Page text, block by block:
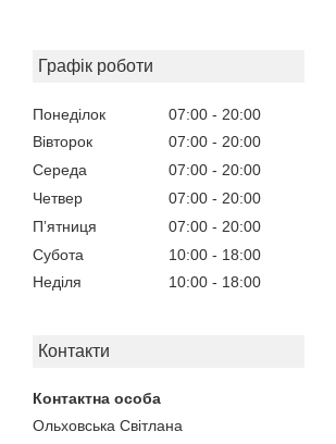
Графік роботи
Понеділок 07:00
20:00
Вівторок
07:00
20:00
Середа
07:00
20:00
Четвер
07:00
20:00
Пʼятниця
07:00
20:00
Субота
10:00
18:00
Неділя
10:00 18:00
Контакти
Ольховська Світлана